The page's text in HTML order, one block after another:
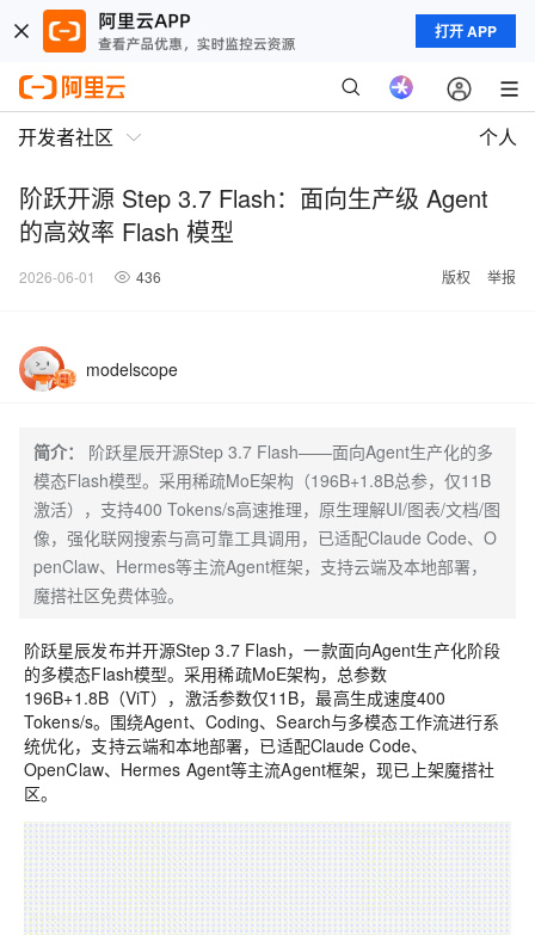
打开 APP
开发者社区 个人
阶跃开源 Step 3.7 Flash：面向生产级 Agent
的高效率 Flash 模型
2026-06-01 436 版权 举报
modelscope
简介：
阶跃星辰开源Step 3.7 Flash——面向Agent生产化的多
模态Flash模型。采用稀疏MoE架构（196B+1.8B总参，仅11B
激活），支持400 Tokens/s高速推理，原生理解UI/图表/文档/图
像，强化联网搜索与高可靠工具调用，已适配Claude Code、O
penClaw、Hermes等主流Agent框架，支持云端及本地部署，
魔搭社区免费体验。
阶跃星辰发布并开源Step 3.7 Flash，一款面向Agent生产化阶段
的多模态Flash模型。采用稀疏MoE架构，总参数
196B+1.8B（ViT），激活参数仅11B，最高生成速度400
Tokens/s。围绕Agent、Coding、Search与多模态工作流进行系
统优化，支持云端和本地部署，已适配Claude Code、
OpenClaw、Hermes Agent等主流Agent框架，现已上架魔搭社
区。